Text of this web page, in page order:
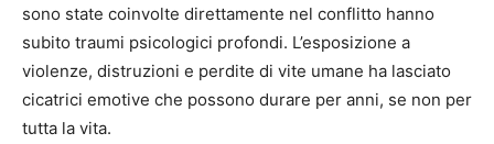
sono state coinvolte direttamente nel conflitto hanno
subito traumi psicologici profondi. L’esposizione a
violenze, distruzioni e perdite di vite umane ha lasciato
cicatrici emotive che possono durare per anni, se non per
tutta la vita.